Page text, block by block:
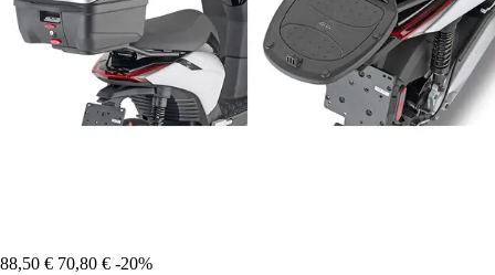
88,50 € 70,80 € -20%